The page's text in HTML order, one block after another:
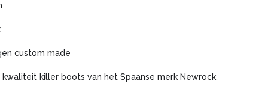
custom made
kwaliteit killer boots van het Spaanse merk Newrock